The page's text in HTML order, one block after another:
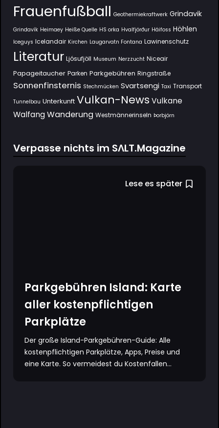
Frauenfußball Geothermiekraftwerk Grindavik
Grindavík Heimaey Heiße Quelle HS orka Hvalfjörður Háifoss Höhlen
Iceguys Icelandair Kirchen Laugarvatn Fontana Lawinenschutz
Literatur Ljósufjöll Museum Nerzzucht Niceair
Papageitaucher Parken Parkgebühren Ringstraße
Sonnenfinsternis Stechmücken Svartsengi Taxi Transport
Tunnelbau Unterkunft Vulkan-News Vulkane
Walfang Wanderung Westmännerinseln Þorbjörn
Verpasse nichts im SΛLT.Magazine
Lese es später
Parkgebühren Island: Karte
aller kostenpflichtigen
Parkplätze
Der große Island-Parkgebühren-Guide: Alle
kostenpflichtigen Parkplätze, Apps, Preise und
eine Karte. So vermeidest du Kostenfallen...